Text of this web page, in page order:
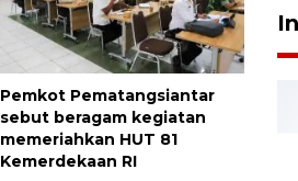
Pemkot Pematangsiantar
sebut beragam kegiatan
memeriahkan HUT 81
Kemerdekaan RI